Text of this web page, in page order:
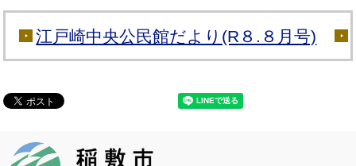
江戸崎中央公民館だより(R８.８月号)